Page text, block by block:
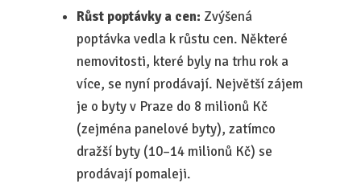
Růst poptávky a cen: Zvýšená
poptávka vedla k růstu cen. Některé
nemovitosti, které byly na trhu rok a
více, se nyní prodávají. Největší zájem
je o byty v Praze do 8 milionů Kč
(zejména panelové byty), zatímco
dražší byty (10–14 milionů Kč) se
prodávají pomaleji.